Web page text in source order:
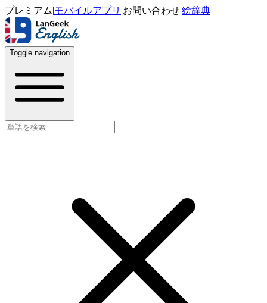
プレミアム|モバイルアプリ |お問い合わせ|絵辞典
Toggle navigation